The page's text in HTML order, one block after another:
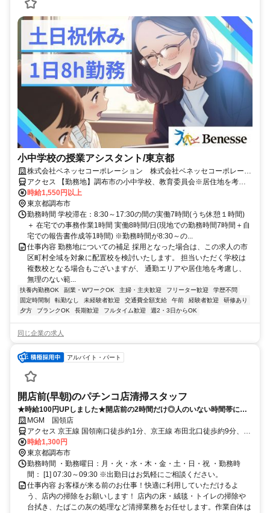
小中学校の授業アシスタント/東京都
株式会社ベネッセコーポレーション 株式会社ベネッセコーポレーシ
ョン(東京都調布市国領町3丁目)
アクセス 【勤務地】調布市の小中学校、教育委員会※居住地を考慮
の上、決定 ＜採用となった場合は、この求人の市区町村全域を対象
に配置校を検討いたします。担当いただく学校は複数校となる場合も
ございますが、通勤エリアや居住地を考慮し、無理のない範囲でご勤
務いただけるよう、最終的にはご相談の上で決定いたします。＞
時給1,550円以上
東京都調布市
勤務時間 学校滞在：8:30～17:30の間の実働7時間(うち休憩１時間)
＋ 在宅での事務作業1時間 実働8時間/日(現地での勤務時間7時間＋自
宅での報告書作成等1時間) ※勤務時間が8:30～の...
仕事内容 勤務地についての補足 採用となった場合は、この求人の市
区町村全域を対象に配置校を検討いたします。 担当いただく学校は
複数校となる場合もございますが、 通勤エリアや居住地を考慮し、
無理のない範...
扶養内勤務OK 副業・WワークOK 主婦・主夫歓迎 フリーター歓迎
学歴不問
固定時間制
転勤なし 未経験者歓迎 交通費全額支給 午前 経験者歓迎
研修あり
夕方
ブランクOK 長期歓迎 フルタイム歓迎 週2・3日からOK
同じ企業の求人
アルバイト・パート
開店前(早朝)のパチンコ店清掃スタッフ
★時給100円UPしました★開店前の2時間だけ◎人のいない時間帯に、
清掃するシンプルなお仕事！週4日以上・土日祝勤務できる方歓迎！
MGM 国領店
アクセス 京王線 国領南口徒歩約1分、京王線 布田北口徒歩約9分、京
王線 柴崎北口徒歩約16分
時給1,300円
東京都調布市
勤務時間 ・勤務曜日：月・火・水・木・金・土・日・祝 ・勤務時
間： [1] 07:30～09:30 ※出勤日はお気軽にご相談ください。
仕事内容 お客様が来る前のお仕事！快適に利用していただけるよ
う、店内の掃除をお願いします！ 店内の床・絨毯・トイレの掃除や
台拭き、たばこの灰の処理など清掃業務をお任せします。作業自体は